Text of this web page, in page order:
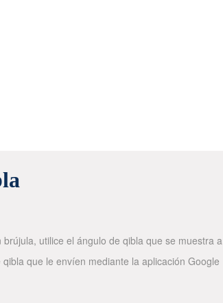
utilice el ángulo de qibla que se muestra a
que le envíen mediante la aplicación Google